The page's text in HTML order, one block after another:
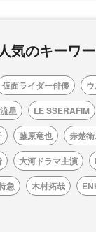
人気のキーワ
仮面ライダー俳優
星 LE SSERAFIM
藤原竜也
赤楚
大河ドラマ主演
急 木村拓哉